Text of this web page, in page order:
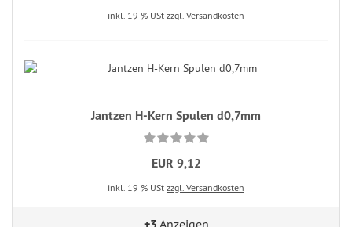
inkl. 19 % USt zzgl. Versandkosten
Jantzen H-Kern Spulen d0,7mm
EUR 9,12
inkl. 19 % USt zzgl. Versandkosten
Anzeigen